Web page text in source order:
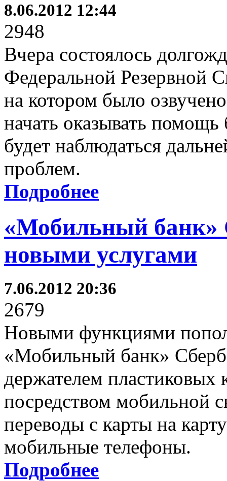
8.06.2012 12:44
2948
Вчера состоялось
Федеральной Резервной
на котором было
начать оказывать
будет наблюдаться
проблем.
Подробнее
«Мобильный банк»
новыми услугами
7.06.2012 20:36
2679
Новыми функциями
«Мобильный банк»
держателем пластиковых
посредством мобильной
переводы с карты на
мобильные телефоны.
Подробнее